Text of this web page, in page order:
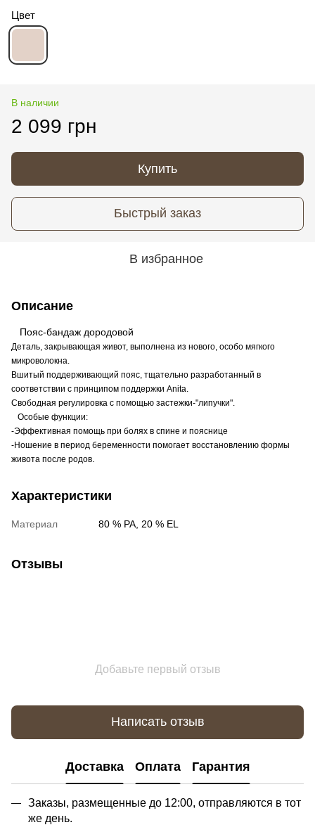
Цвет
В наличии
2 099 грн
Купить
Быстрый заказ
В избранное
Описание
Пояс-бандаж дородовой
Деталь, закрывающая живот, выполнена из нового, особо мягкого
микроволокна.
Вшитый поддерживающий пояс, тщательно разработанный в
соответствии с принципом поддержки Anita.
Свободная регулировка с помощью застежки-"липучки".
Особые функции:
-Эффективная помощь при болях в спине и пояснице
-Ношение в период беременности помогает восстановлению формы
живота после родов
Характеристики
Материал 80 % PA, 20 % EL
Отзывы
Добавьте первый отзыв
Написать отзыв
Доставка Оплата Гарантия
Заказы, размещенные до 12:00, отправляются в тот
же день.